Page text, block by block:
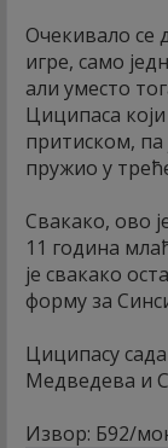
Очекивало се
игре, само
али уместо
Циципаса
притиском, па
пружио у
Свакако, ово
11 година
је свакако
форму за
Циципасу
Медведева и
Извор: Б92/